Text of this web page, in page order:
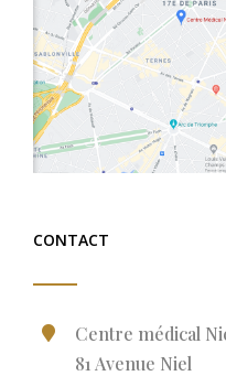
CONTACT
Centre médical
81 Avenue Niel